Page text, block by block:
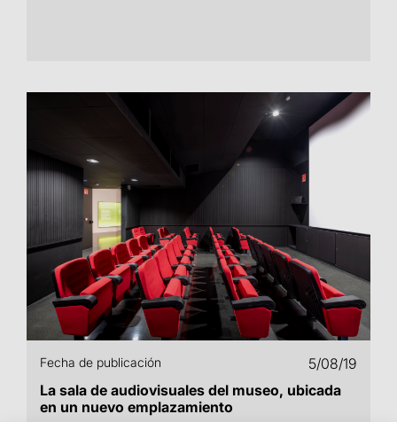
Fecha de publicación
5/08/19
La sala de audiovisuales del museo, ubicada
en un nuevo emplazamiento